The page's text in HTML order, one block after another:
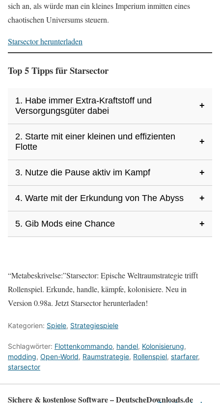
sich an, als würde man ein kleines Imperium inmitten eines
chaotischen Universums steuern.
Starsector herunterladen
Top 5 Tipps für Starsector
1. Habe immer Extra-Kraftstoff und
Versorgungsgüter dabei
+
Uns ging selbst der Treibstoff weitab des zivilisierten Raums
aus. Die Lösung war, die halbe Flotte zu verschrotten, um
2. Starte mit einer kleinen und effizienten
Flotte
+
Groß einzukaufen ist verlockend, aber die Wartung frisst
schnell die Wirtschaft auf. Eine kompakte Flotte ist zu
Beginn viel leichter zu managen.
3. Nutze die Pause aktiv im Kampf +
Die Pausenfunktion gibt dir Ruhe, das Schlachtfeld zu
analysieren und Befehle zu erteilen, ohne dass alles im Chaos
endet.
4. Warte mit der Erkundung von The Abyss +
Wir waren zu früh dort – und wurden in wenigen Minuten
ausgelöscht. The Abyss verlangt eine starke Flotte und gute
5. Gib Mods eine Chance +
Mods machten bei uns einen riesigen Unterschied.
“Metabeskrivelse:”Starsector: Epische Weltraumstrategie trifft
Rollenspiel. Erkunde, handle, kämpfe, kolonisiere. Neu in
Version 0.98a. Jetzt Starsector herunterladen!
Kategorien: Spiele, Strategiespiele
Schlagwörter: Flottenkommando, handel, Kolonisierung,
modding, Open-World, Raumstrategie, Rollenspiel, starfarer,
starsector
Sichere & kostenlose Software – DeutscheDownloads.de